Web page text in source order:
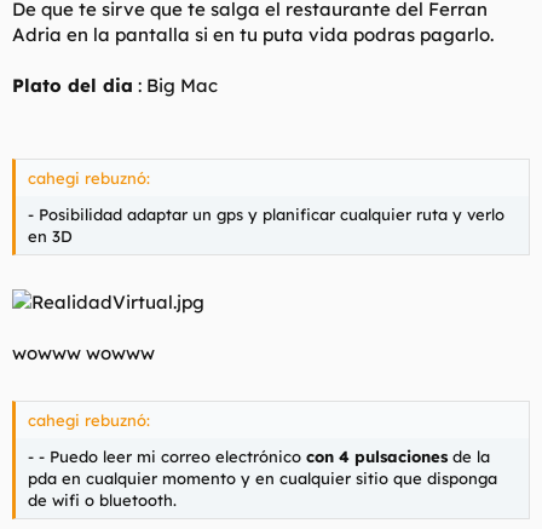
De que te sirve que te salga el restaurante del Ferran
Adria en la pantalla si en tu puta vida podras pagarlo.
Plato del dia : Big Mac
cahegi rebuznó:
- Posibilidad adaptar un gps y planificar cualquier ruta y verlo
en 3D
wowww wowww
cahegi rebuznó:
- - Puedo leer mi correo electrónico con 4 pulsaciones de la
pda en cualquier momento y en cualquier sitio que disponga
de wifi o bluetooth.